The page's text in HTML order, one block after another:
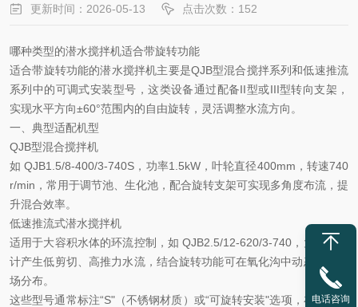
更新时间：2026-05-13 点击次数：152
哪种类型的潜水搅拌机适合带旋转功能
适合带旋转功能的潜水搅拌机主要是QJB型混合搅拌系列和低速推流
系列中的可调式安装型号‌，这类设备通过配备II型或III型转向支架，
实现水平方向±60°范围内的自由旋转，灵活调整水流方向。
一、典型适配机型
QJB型混合搅拌机‌
如 ‌QJB1.5/8-400/3-740S‌，功率1.5kW，叶轮直径400mm，转速740
r/min，常用于调节池、生化池，配合旋转支架可实现多角度布流，提
升混合效率。
低速推流式潜水搅拌机
适用于大容积水体的环流控制，如 ‌QJB2.5/12-620/3-740‌，大叶轮设
计产生低剪切、高推力水流，结合旋转功能可在氧化沟中动态优化流
场分布。
这些型号通常标注“S"（不锈钢材质）或“可旋转安装"选项，在选型时
电话咨询